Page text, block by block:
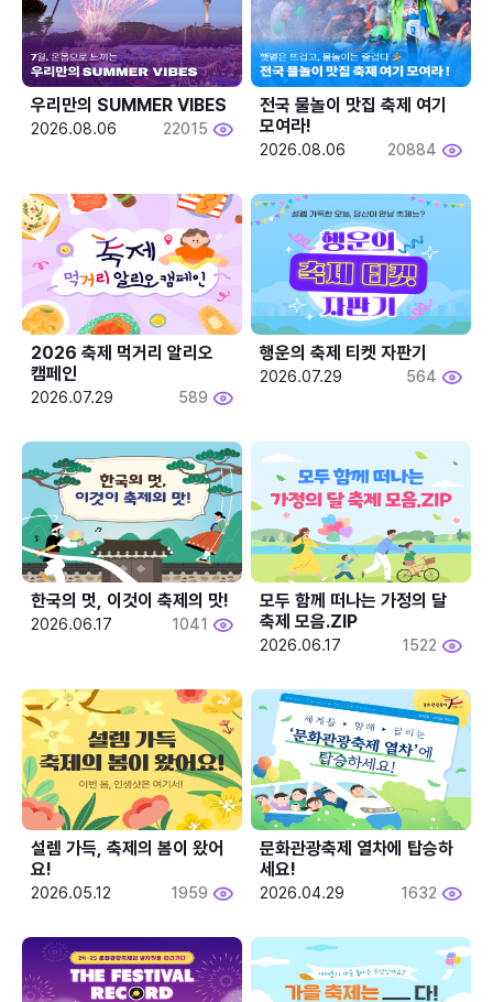
우리만의 SUMMER VIBES
2026.08.06 22015
전국 물놀이 맛집 축제 여기
모여라!
2026.08.06 20884
2026 축제 먹거리 알리오
캠페인
2026.07.29 589
행운의 축제 티켓 자판기
2026.07.29 564
한국의 멋, 이것이 축제의 맛!
2026.06.17 1041
모두 함께 떠나는 가정의 달
축제 모음.ZIP
2026.06.17 1522
설렘 가득, 축제의 봄이 왔어
요!
2026.05.12 1959
문화관광축제 열차에 탑승하
세요!
2026.04.29 1632